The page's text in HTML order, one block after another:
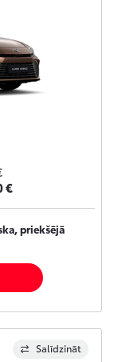
€
priekšējā
Salīdzināt